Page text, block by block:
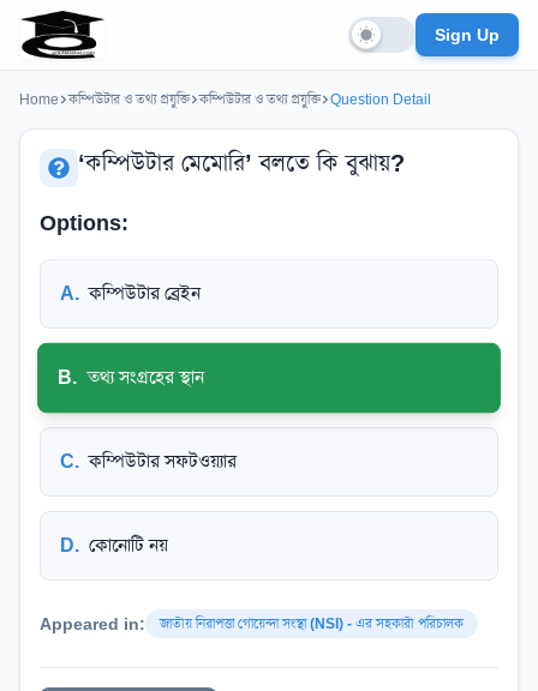
Sign Up
Home কম্পিউটার ও তথ্য প্রযুক্তি কম্পিউটার ও তথ্য প্রযুক্তি Question Detail
‘কম্পিউটার মেমোরি’ বলতে কি বুঝায়?
Options:
A. কম্পিউটার ব্রেইন
B. তথ্য সংগ্রহের স্থান
C. কম্পিউটার সফটওয়্যার
D. কোনোটি নয়
Appeared in: জাতীয় নিরাপত্তা গোয়েন্দা সংস্থা (NSI) - এর সহকারী পরিচালক